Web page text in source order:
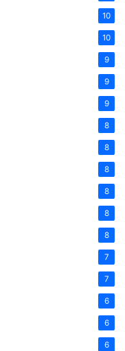
10
10
9
9
9
8
8
8
8
8
8
7
7
6
6
6